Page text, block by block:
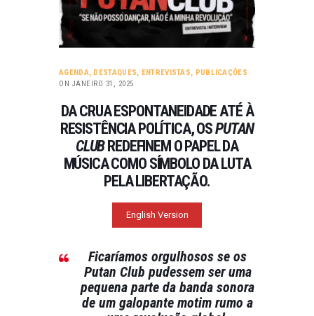
AGENDA, DESTAQUES, ENTREVISTAS, PUBLICAÇÕES
ON JANEIRO 31, 2025
DA CRUA ESPONTANEIDADE ATÉ À
RESISTÊNCIA POLÍTICA, OSPUTAN
CLUBREDEFINEM O PAPEL DA
MÚSICA COMO SÍMBOLO DA LUTA
PELA LIBERTAÇÃO.
English Version
Ficaríamos orgulhosos se os
Putan Club pudessem ser uma
pequena parte da banda sonora
de um galopante motim rumo a